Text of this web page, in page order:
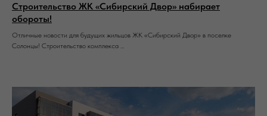
Строительство ЖК «Сибирский Двор» набирает
обороты!
Отличные новости для будущих жильцов ЖК «Сибирский Двор» в поселке
Солонцы! Строительство комплекса ...